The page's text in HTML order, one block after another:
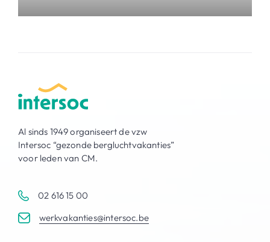
Al sinds 1949 organiseert de vzw
Intersoc “gezonde bergluchtvakanties”
voor leden van CM.
02 616 15 00
werkvakanties@intersoc.be